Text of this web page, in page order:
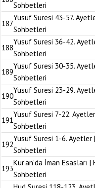
Sohbetleri
187
Yusuf Suresi 43-57.
Sohbetleri
188
Yusuf Suresi 36-42.
Sohbetleri
189
Yusuf Suresi 30-35.
Sohbetleri
190
Yusuf Suresi 23-29.
Sohbetleri
191
Yusuf Suresi 7-22. Ayetler
Sohbetleri
192
Yusuf Suresi 1-6. Ayetler |
Sohbetleri
193
Kur’an’da İman Esasları |
Sohbetleri